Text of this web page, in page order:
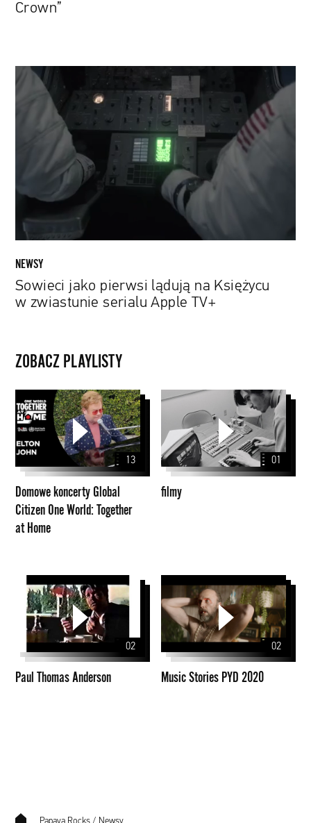
Crown”
Sowieci
zwiastunie
Apple
TV+
NEWSY
Sowieci jako pierwsi lądują na Księżycu
w zwiastunie serialu Apple TV+
ZOBACZ PLAYLISTY
Domowe
koncerty
Global
Citizen
World:
Together
at
Home
13
Domowe koncerty Global
Citizen One World: Together
at Home
filmy
01
filmy
Paul
Thomas
Anderson
02
Paul Thomas Anderson
Stories
PYD
2020
02
Music Stories PYD 2020